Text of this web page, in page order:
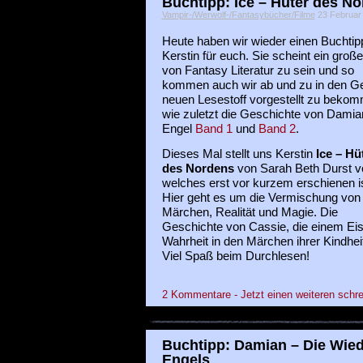
Vampir-/Werwolf-/Fantasybücher/Filme23 Februar
Heute haben wir wieder einen
Kerstin für euch. Sie scheint ein
von Fantasy Literatur zu sein und so
kommen auch wir ab und zu in den
neuen Lesestoff vorgestellt zu
wie zuletzt die Geschichte von
Engel Band 1 und Band 2.
Dieses Mal stellt uns Kerstin Ice –
des Nordensvon Sarah Beth Durst
welches erst vor kurzem erschienen
Hier geht es um die Vermischung von
Märchen, Realität und Magie. Die
Geschichte von Cassie, die einem
Wahrheit in den Märchen ihrer
Viel Spaß beim Durchlesen!
2 Kommentare - Jetzt einen weiteren
Buchtipp: Damian – Die
Engels